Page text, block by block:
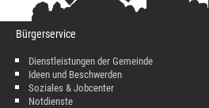
Bürgerservice
Dienstleistungen der Gemeinde
Ideen und Beschwerden
Soziales & Jobcenter
Notdienste